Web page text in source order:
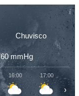
Chuvisco
mmHg
16:00 17:00
›